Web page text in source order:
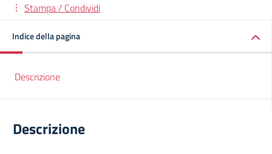
Stampa / Condividi
Indice della pagina
Descrizione
Descrizione